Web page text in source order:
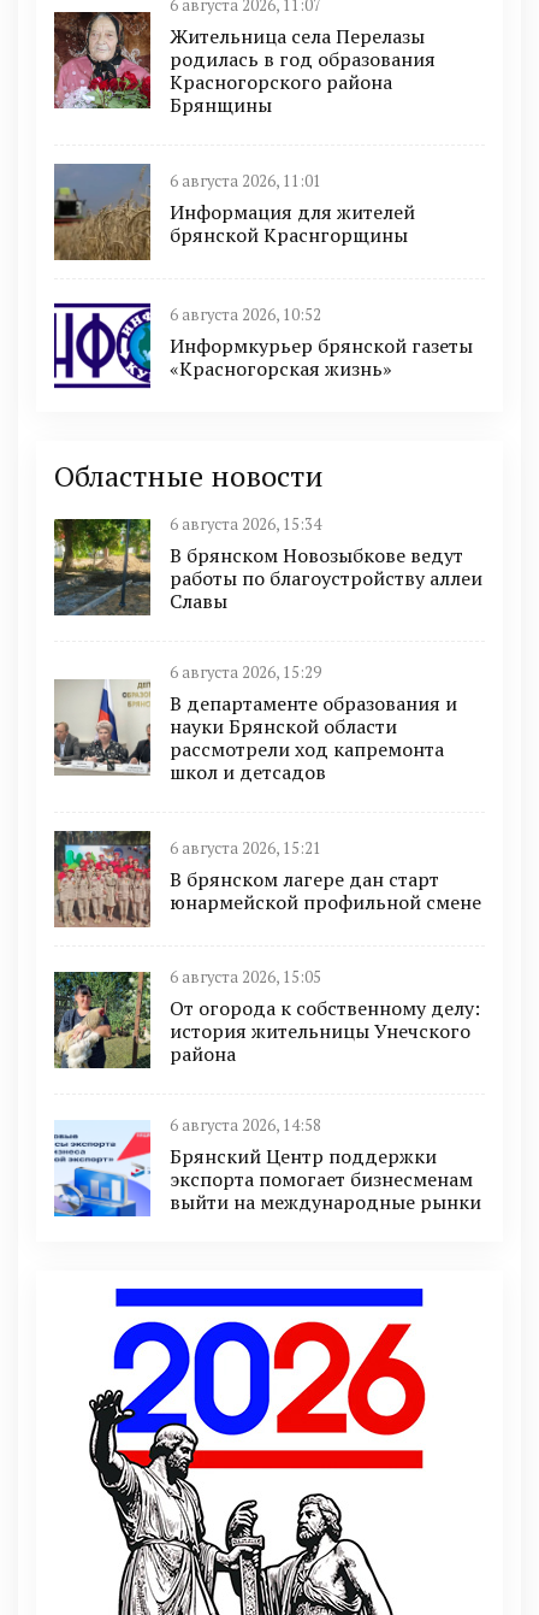
6 августа 2026, 11:07
Жительница села Перелазы
родилась в год образования
Красногорского района
Брянщины
6 августа 2026, 11:01
Информация для жителей
брянской Краснгорщины
6 августа 2026, 10:52
Информкурьер брянской газеты
«Красногорская жизнь»
Областные новости
6 августа 2026, 15:34
В брянском Новозыбкове ведут
работы по благоустройству аллеи
Славы
6 августа 2026, 15:29
В департаменте образования и
науки Брянской области
рассмотрели ход капремонта
школ и детсадов
6 августа 2026, 15:21
В брянском лагере дан старт
юнармейской профильной смене
6 августа 2026, 15:05
От огорода к собственному делу:
история жительницы Унечского
района
6 августа 2026, 14:58
Брянский Центр поддержки
экспорта помогает бизнесменам
выйти на международные рынки